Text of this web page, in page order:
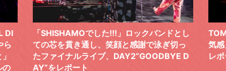
し
っ
D
TOMOO、３台の鍵盤で「6月から7月の空
気感」を鮮やかに描いた、FC限定ライブを
レポート
筋
の
と